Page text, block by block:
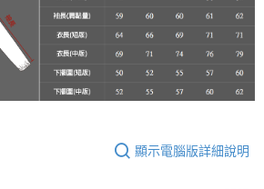
顯示電腦版詳細說明